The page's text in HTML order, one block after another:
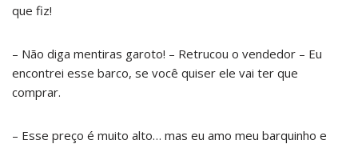
que fiz!
– Não diga mentiras garoto! – Retrucou o vendedor – Eu
encontrei esse barco, se você quiser ele vai ter que
comprar.
– Esse preço é muito alto… mas eu amo meu barquinho e